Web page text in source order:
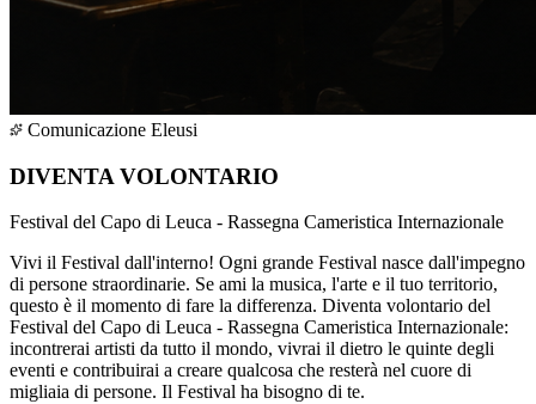
Comunicazione Eleusi
DIVENTA VOLONTARIO
Festival del Capo di Leuca - Rassegna Cameristica Internazionale
Vivi il Festival dall'interno! Ogni grande Festival nasce dall'impegno
di persone straordinarie. Se ami la musica, l'arte e il tuo territorio,
questo è il momento di fare la differenza. Diventa volontario del
Festival del Capo di Leuca - Rassegna Cameristica Internazionale:
incontrerai artisti da tutto il mondo, vivrai il dietro le quinte degli
eventi e contribuirai a creare qualcosa che resterà nel cuore di
migliaia di persone. Il Festival ha bisogno di te.